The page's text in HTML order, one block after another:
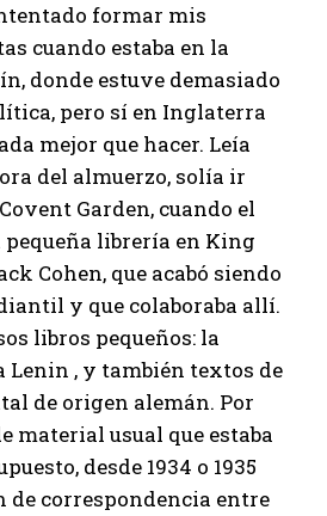
formar mis
cuando estaba en la
donde estuve demasiado
pero sí en Inglaterra
mejor que hacer. Leía
del almuerzo, solía ir
Garden, cuando el
pequeña librería en King
Cohen, que acabó siendo
y que colaboraba allí.
libros pequeños: la
Lenin , y también textos de
de origen alemán. Por
material usual que estaba
desde 1934 o 1935
de correspondencia entre